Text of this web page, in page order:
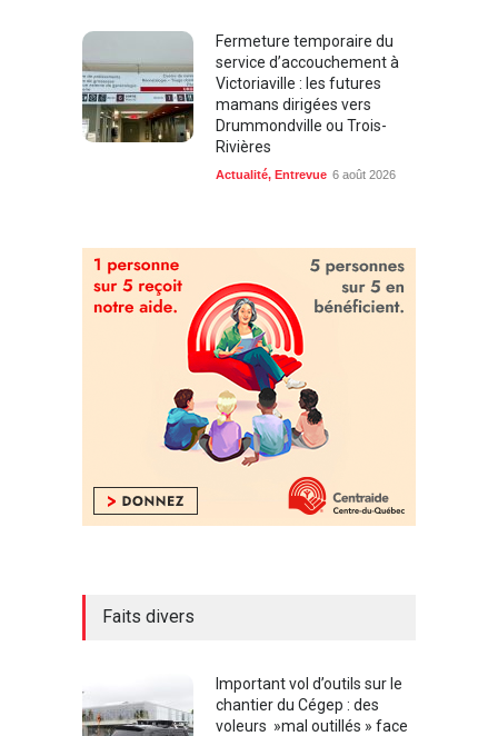
Fermeture temporaire du
service d’accouchement à
Victoriaville : les futures
mamans dirigées vers
Drummondville ou Trois-
Rivières
Actualité, Entrevue 6 août 2026
Faits divers
Important vol d’outils sur le
chantier du Cégep : des
voleurs »mal outillés » face